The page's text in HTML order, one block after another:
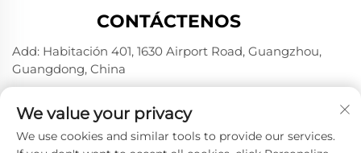
CONTÁCTENOS
Add: Habitación 401, 1630 Airport Road, Guangzhou,
Guangdong, China
Por teléfono / Wechat / WhatsApp:
+86 15180199394 +86 18475997413
We value your privacy
We use cookies and similar tools to provide our services.